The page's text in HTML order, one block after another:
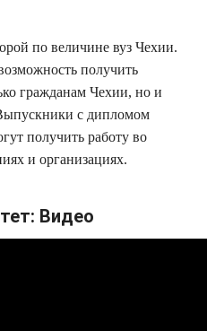
по величине вуз Чехии.
получить
гражданам Чехии, но и
с дипломом
получить работу во
и организациях.
Видео